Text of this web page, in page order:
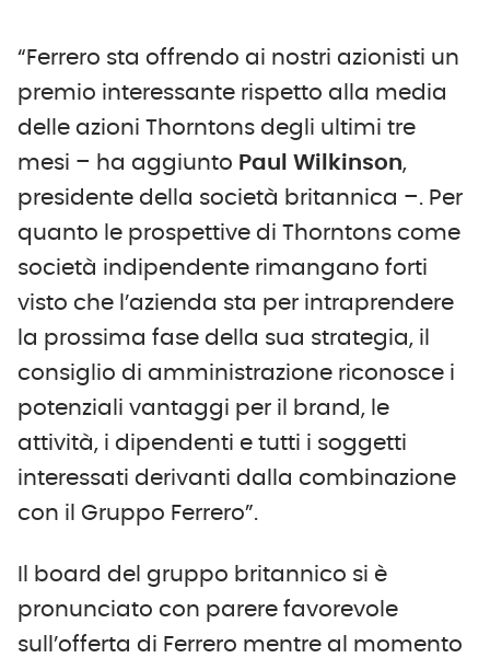
“Ferrero sta offrendo ai nostri azionisti un
premio interessante rispetto alla media
delle azioni Thorntons degli ultimi tre
mesi – ha aggiunto Paul Wilkinson,
presidente della società britannica –. Per
quanto le prospettive di Thorntons come
società indipendente rimangano forti
visto che l’azienda sta per intraprendere
la prossima fase della sua strategia, il
consiglio di amministrazione riconosce i
potenziali vantaggi per il brand, le
attività, i dipendenti e tutti i soggetti
interessati derivanti dalla combinazione
con il Gruppo Ferrero”.
Il board del gruppo britannico si è
pronunciato con parere favorevole
sull’offerta di Ferrero mentre al momento